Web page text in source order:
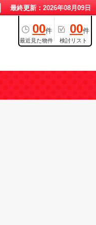
最終更新：2026年08月09日
00件
最近見た物件
00件
検討リスト